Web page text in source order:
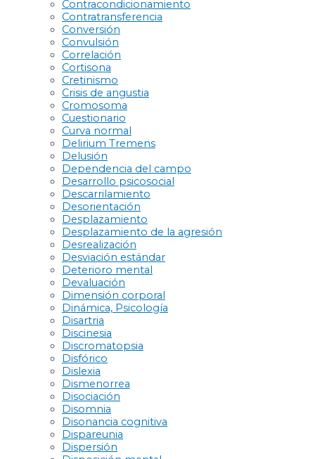
Contracondicionamiento
Contratransferencia
Conversión
Convulsión
Correlación
Cortisona
Cretinismo
Crisis de angustia
Cromosoma
Cuestionario
Curva normal
Delirium Tremens
Delusión
Dependencia del campo
Desarrollo psicosocial
Descarrilamiento
Desorientación
Desplazamiento
Desplazamiento de la agresión
Desrealización
Desviación estándar
Deterioro mental
Devaluación
Dimensión corporal
Dinámica, Psicología
Disartria
Discinesia
Discromatopsia
Disfórico
Dislexia
Dismenorrea
Disociación
Disomnia
Disonancia cognitiva
Dispareunia
Dispersión